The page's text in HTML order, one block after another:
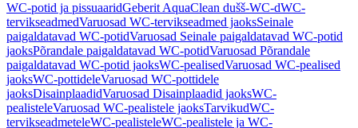
WC-potid ja pissuaaridGeberit AquaClean dušš-WC-dWC-
tervikseadmedVaruosad WC-tervikseadmed jaoksSeinale
paigaldatavad WC-potidVaruosad Seinale paigaldatavad WC-potid
jaoksPõrandale paigaldatavad WC-potidVaruosad Põrandale
paigaldatavad WC-potid jaoksWC-pealisedVaruosad WC-pealised
jaoksWC-pottideleVaruosad WC-pottidele
jaoksDisainplaadidVaruosad Disainplaadid jaoksWC-
pealisteleVaruosad WC-pealistele jaoksTarvikudWC-
tervikseadmeteleWC-pealisteleWC-pealistele ja WC-